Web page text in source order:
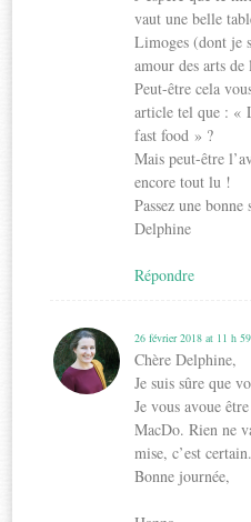
vaut une belle
Limoges (dont je
amour des arts
Peut-être cela
article tel que : «
fast food » ?
Mais peut-être
encore tout lu !
Passez une
Delphine
Répondre
26 février 2018 at 11 h
Chère Delphine,
Je suis sûre que
Je vous avoue
MacDo. Rien ne
mise, c’est certain.
Bonne journée,